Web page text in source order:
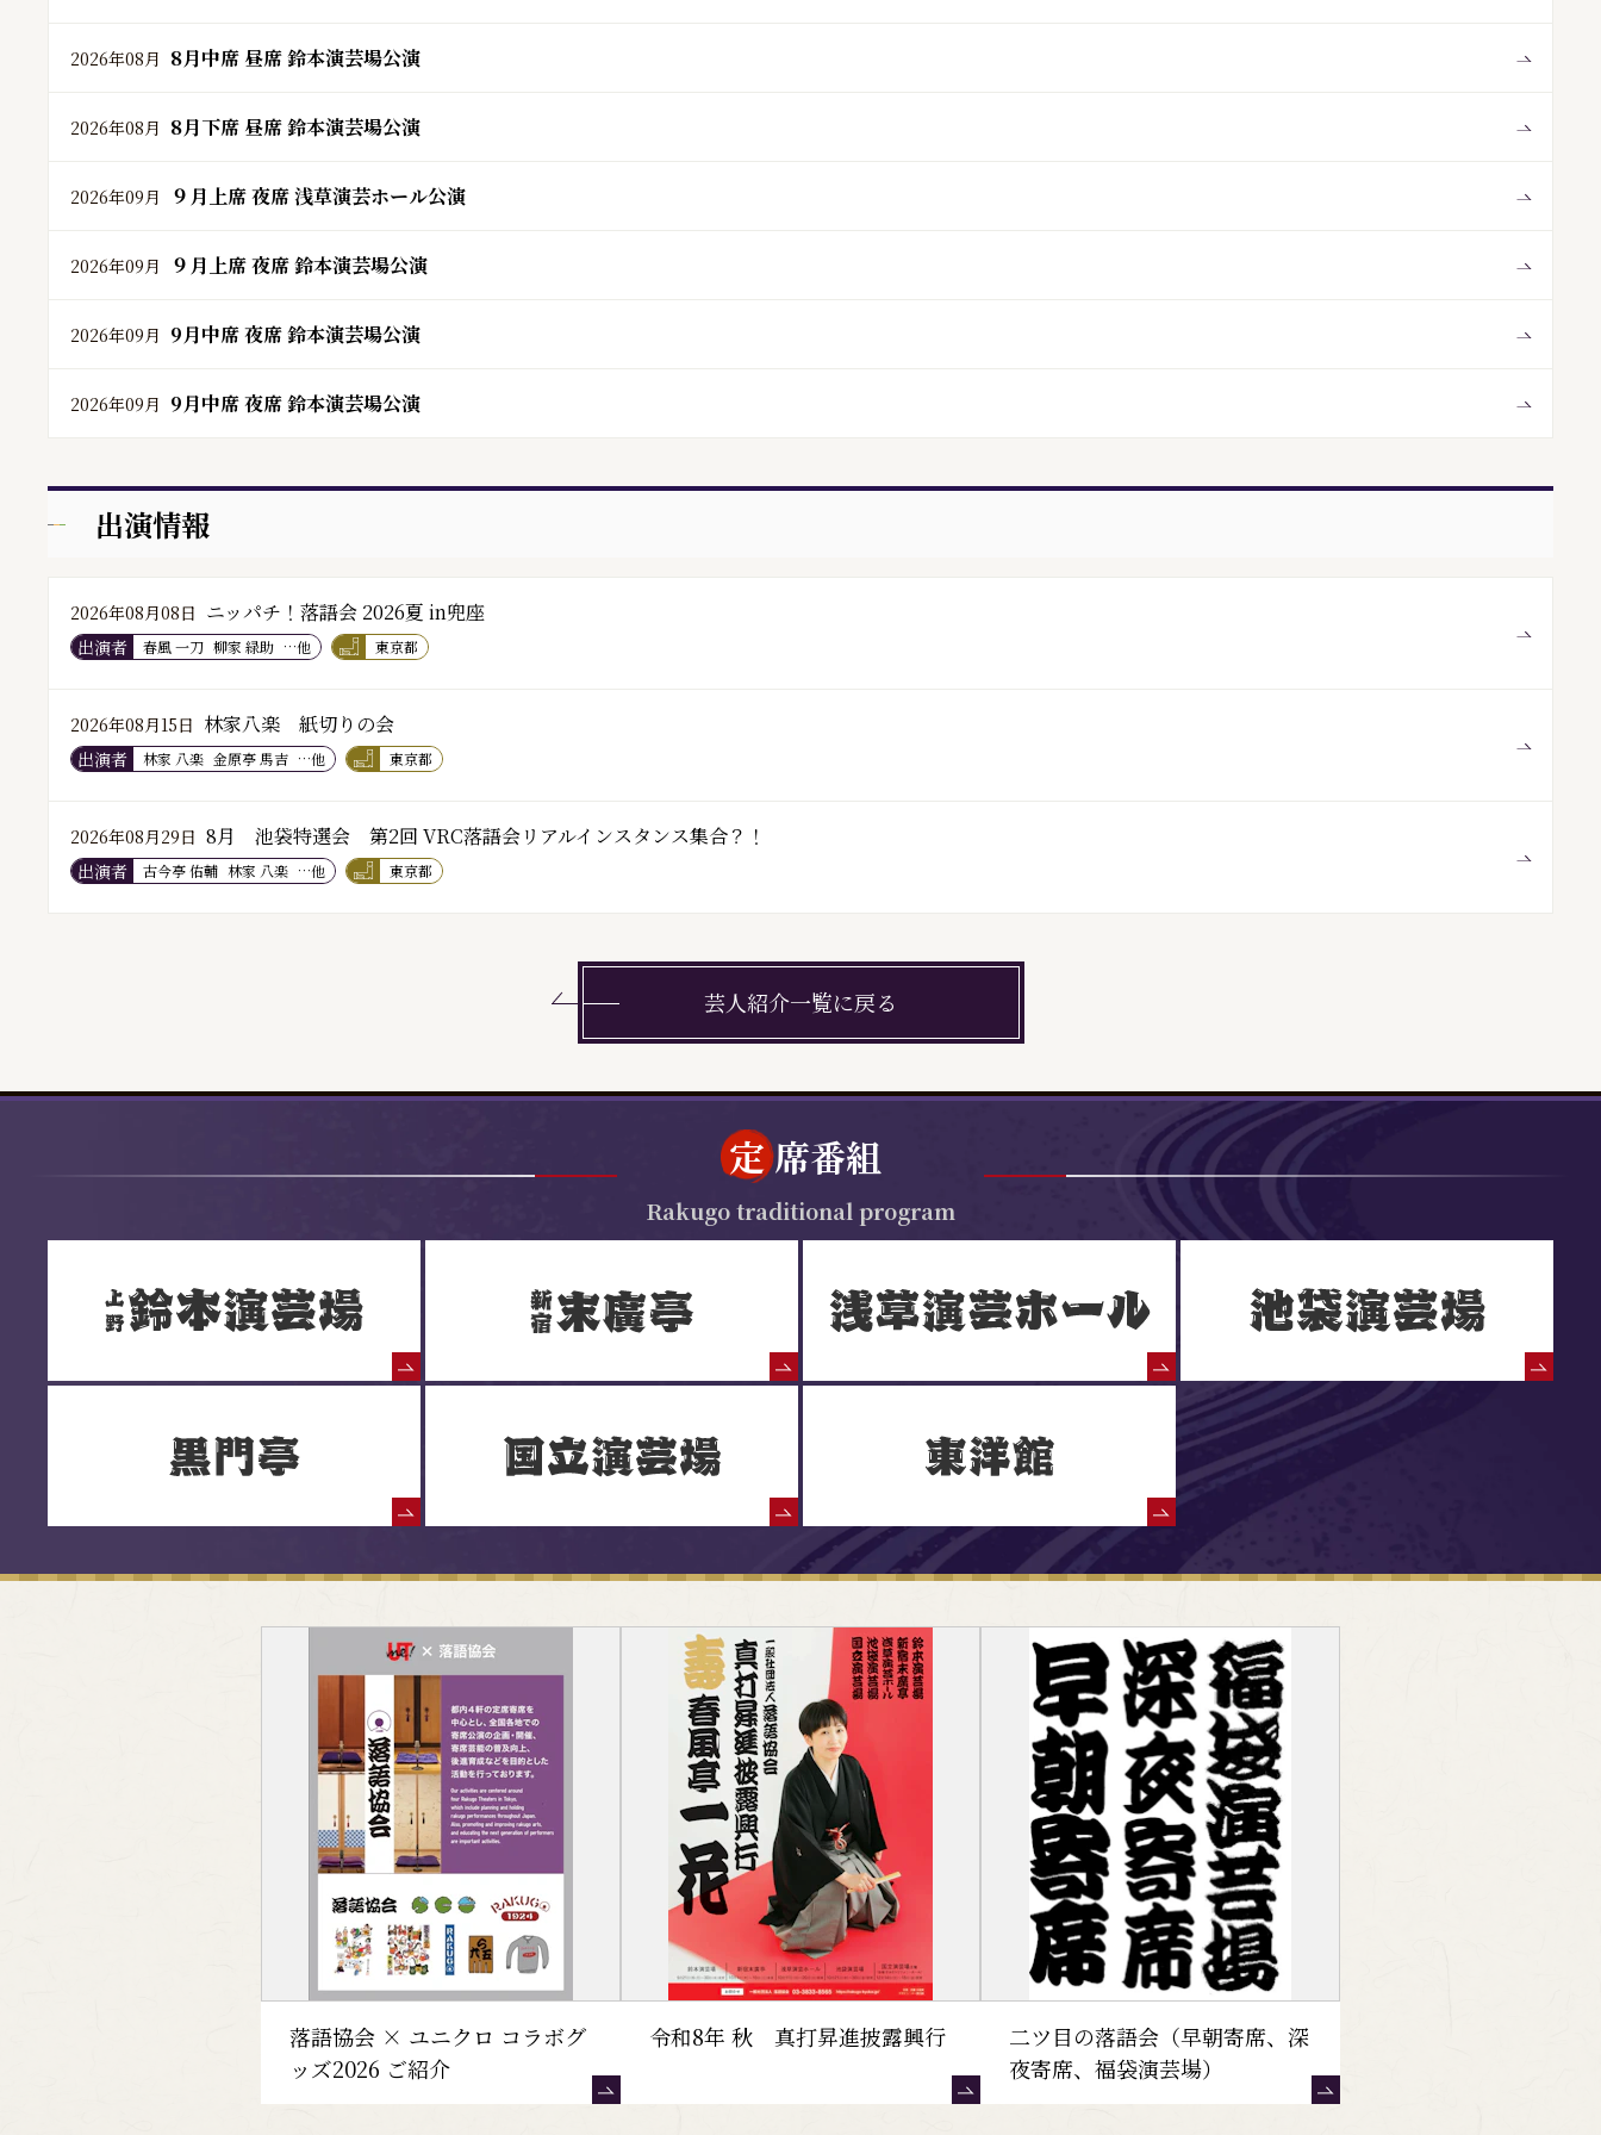
2026年08月 8月中席 昼席 鈴本演芸場公演
2026年08月 8月下席 昼席 鈴本演芸場公演
2026年09月 ９月上席 夜席 浅草演芸ホール公演
2026年09月 ９月上席 夜席 鈴本演芸場公演
2026年09月 9月中席 夜席 鈴本演芸場公演
2026年09月 9月中席 夜席 鈴本演芸場公演
出演情報
2026年08月08日 ニッパチ！落語会 2026夏 in兜座
出演者 春風 一刀 柳家 緑助 …他 東京都
2026年08月15日 林家八楽 紙切りの会
出演者 林家 八楽 金原亭 馬吉 …他 東京都
2026年08月29日 8月 池袋特選会 第2回 VRC落語会リアルインスタンス集合？！
出演者 古今亭 佑輔 林家 八楽 …他 東京都
芸人紹介一覧に戻る
定 席番組
Rakugo traditional program
落語協会からのお知らせ
落語協会 × ユニクロ コラボグ
ッズ2026 ご紹介
令和8年 秋 真打昇進披露興行
二ツ目の落語会（早朝寄席、深
夜寄席、福袋演芸場）